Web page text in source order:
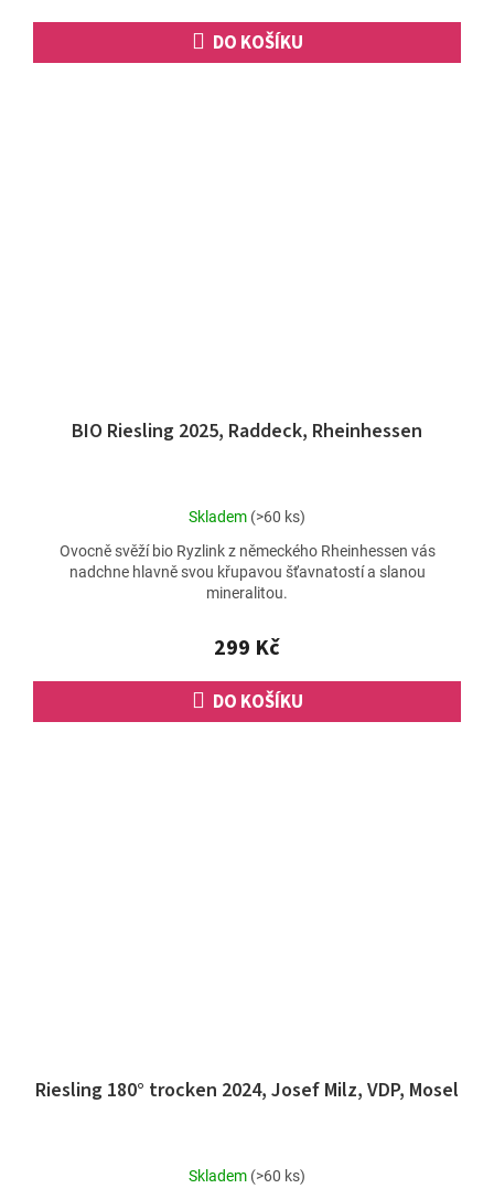
DO KOŠÍKU
BIO Riesling 2025, Raddeck, Rheinhessen
Průměrné
produktu
je
5,0
5
hvězdiček.
Skladem (>60 ks)
299 Kč
DO KOŠÍKU
Ovocně svěží bio Ryzlink z německého Rheinhessen vás
nadchne hlavně svou křupavou šťavnatostí a slanou
mineralitou.
Riesling 180° trocken 2024, Josef Milz, VDP, Mosel
Průměrné
Skladem (>60 ks)